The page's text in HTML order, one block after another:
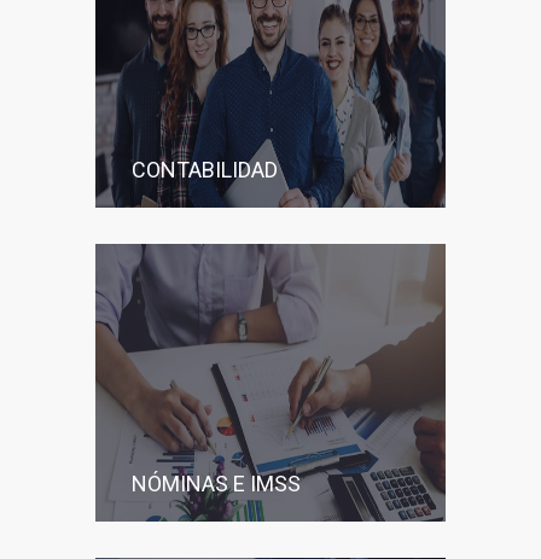
CONTABILIDAD
NÓMINAS E IMSS